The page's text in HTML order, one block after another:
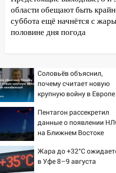
полицейские
пассажира»
13:20 В Ульяновске
13:01
В
выбросил из машины
гранату: его
12:34
На Ульяновскую
надвигается
и шквал до 27 м/с
12:31
Ульяновец
из Европы и потерял
области обещают быть
суббота ещё начнётся с
половине дня погода
Соловьёв объяснил,
почему считает новую
крупную войну в Европе
Пентагон рассекретил
данные о появлении
на Ближнем Востоке
Жара до +32°C
в Уфе 8–9 августа